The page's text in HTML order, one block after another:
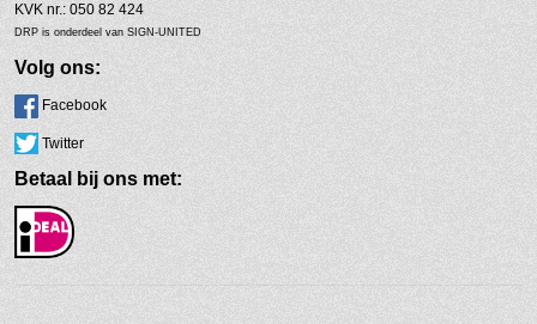
KVK nr.: 050 82 424
DRP is onderdeel van SIGN-UNITED
Volg ons:
Facebook
Twitter
Betaal bij ons met: